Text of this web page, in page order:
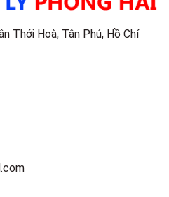
Biết
Thới Hoà, Tân Phú, Hồ Chí